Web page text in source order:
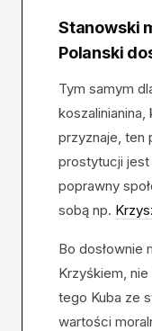
Stanowski
Polanski
Tym samym
przyznaje, ten
prostytucji
poprawny
sobą np.
Bo dosłownie
Krzyśkiem, nie
tego Kuba ze
wartości